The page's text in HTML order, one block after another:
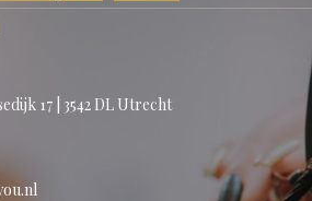
17 | 3542 DL Utrecht